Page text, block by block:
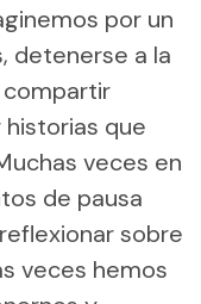
por un
detenerse a la
compartir
que
veces en
de pausa
sobre
veces hemos